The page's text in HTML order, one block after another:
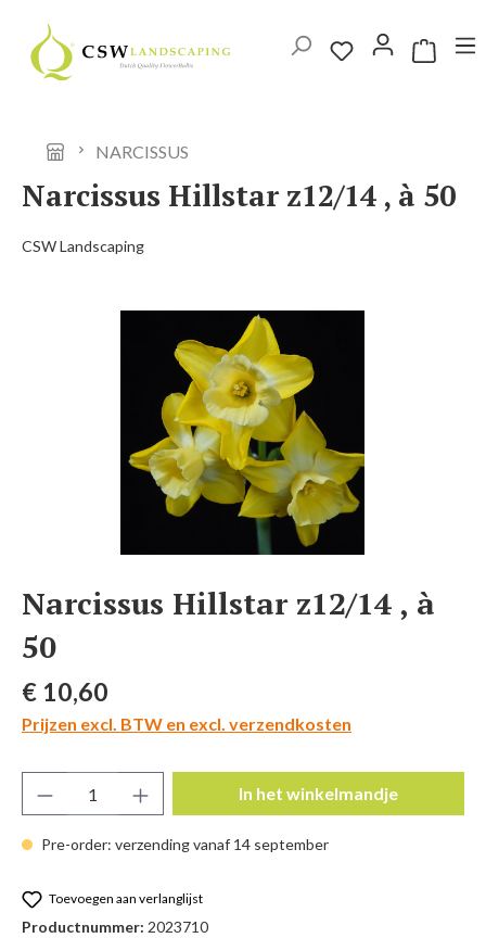
Ga naar de hoofdinhoud
NARCISSUS
Narcissus Hillstar z12/14 , à 50
CSW Landscaping
Afbeeldingengalerij overslaan
Narcissus Hillstar z12/14 , à
50
Normale prijs:
€ 10,60
Prijzen excl. BTW en excl. verzendkosten
Pre-order: verzending vanaf 14 september
Producthoeveelheid: Voer de gewenste
In het winkelmandje
Toevoegen aan verlanglijst
Productnummer: 2023710